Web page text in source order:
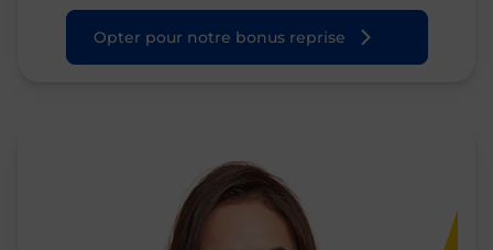
Opter pour notre bonus reprise